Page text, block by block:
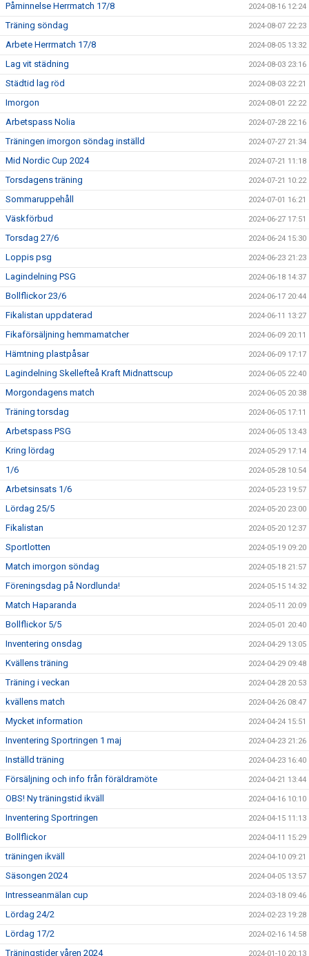
Påminnelse Herrmatch 17/8 2024-08-16 12:24
Träning söndag 2024-08-07 22:23
Arbete Herrmatch 17/8 2024-08-05 13:32
Lag vit städning 2024-08-03 23:16
Städtid lag röd 2024-08-03 22:21
Imorgon 2024-08-01 22:22
Arbetspass Nolia 2024-07-28 22:16
Träningen imorgon söndag inställd 2024-07-27 21:34
Mid Nordic Cup 2024 2024-07-21 11:18
Torsdagens träning 2024-07-21 10:22
Sommaruppehåll 2024-07-01 16:21
Väskförbud 2024-06-27 17:51
Torsdag 27/6 2024-06-24 15:30
Loppis psg 2024-06-23 21:23
Lagindelning PSG 2024-06-18 14:37
Bollflickor 23/6 2024-06-17 20:44
Fikalistan uppdaterad 2024-06-11 13:27
Fikaförsäljning hemmamatcher 2024-06-09 20:11
Hämtning plastpåsar 2024-06-09 17:17
Lagindelning Skellefteå Kraft Midnattscup 2024-06-05 22:40
Morgondagens match 2024-06-05 20:38
Träning torsdag 2024-06-05 17:11
Arbetspass PSG 2024-06-05 13:43
Kring lördag 2024-05-29 17:14
1/6 2024-05-28 10:54
Arbetsinsats 1/6 2024-05-23 19:57
Lördag 25/5 2024-05-20 23:00
Fikalistan 2024-05-20 12:37
Sportlotten 2024-05-19 09:20
Match imorgon söndag 2024-05-18 21:57
Föreningsdag på Nordlunda! 2024-05-15 14:32
Match Haparanda 2024-05-11 20:09
Bollflickor 5/5 2024-05-01 20:40
Inventering onsdag 2024-04-29 13:05
Kvällens träning 2024-04-29 09:48
Träning i veckan 2024-04-28 20:53
kvällens match 2024-04-26 08:47
Mycket information 2024-04-24 15:51
Inventering Sportringen 1 maj 2024-04-23 21:26
Inställd träning 2024-04-23 16:40
Försäljning och info från föräldramöte 2024-04-21 13:44
OBS! Ny träningstid ikväll 2024-04-16 10:10
Inventering Sportringen 2024-04-15 11:13
Bollflickor 2024-04-11 15:29
träningen ikväll 2024-04-10 09:21
Säsongen 2024 2024-04-05 13:57
Intresseanmälan cup 2024-03-18 09:46
Lördag 24/2 2024-02-23 19:28
Lördag 17/2 2024-02-16 14:58
Träningstider våren 2024 2024-01-10 20:13